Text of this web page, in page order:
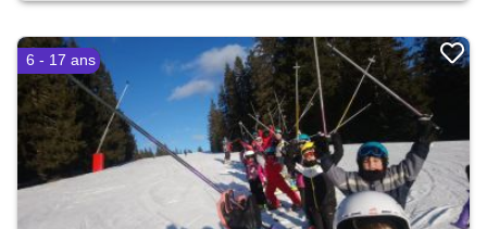
6 - 17 ans